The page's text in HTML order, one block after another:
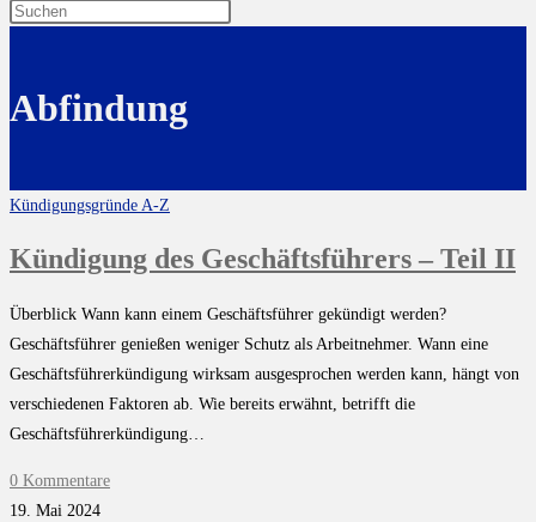
Abfindung
Kündigungsgründe A-Z
Kündigung des Geschäftsführers – Teil II
Überblick Wann kann einem Geschäftsführer gekündigt werden?
Geschäftsführer genießen weniger Schutz als Arbeitnehmer. Wann eine
Geschäftsführerkündigung wirksam ausgesprochen werden kann, hängt von
verschiedenen Faktoren ab. Wie bereits erwähnt, betrifft die
Geschäftsführerkündigung…
0 Kommentare
19. Mai 2024